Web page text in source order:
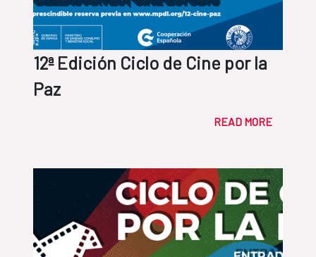
12ª Edición Ciclo de Cine por la
Paz
READ MORE